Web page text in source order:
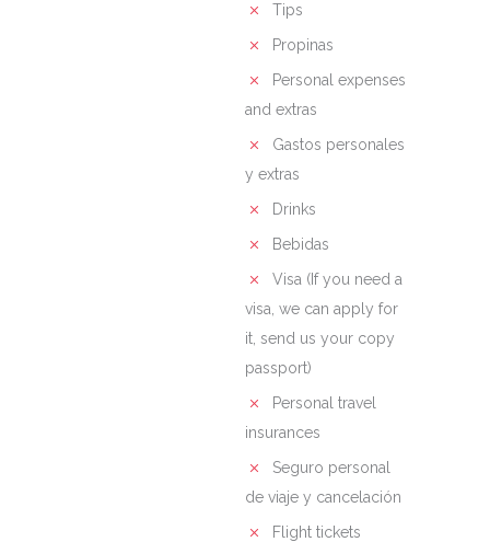
Tips
Propinas
Personal expenses
and extras
Gastos personales
y extras
Drinks
Bebidas
Visa (If you need a
visa, we can apply for
it, send us your copy
passport)
Personal travel
insurances
Seguro personal
de viaje y cancelación
Flight tickets